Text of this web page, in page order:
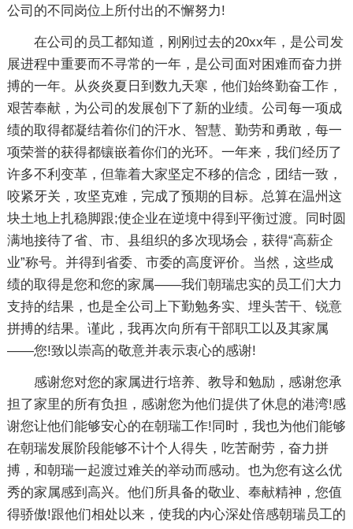
公司的不同岗位上所付出的不懈努力!
在公司的员工都知道，刚刚过去的20xx年，是公司发
展进程中重要而不寻常的一年，是公司面对困难而奋力拼
搏的一年。从炎炎夏日到数九天寒，他们始终勤奋工作，
艰苦奉献，为公司的发展创下了新的业绩。公司每一项成
绩的取得都凝结着你们的汗水、智慧、勤劳和勇敢，每一
项荣誉的获得都镶嵌着你们的光环。一年来，我们经历了
许多不利变革，但靠着大家坚定不移的信念，团结一致，
咬紧牙关，攻坚克难，完成了预期的目标。总算在温州这
块土地上扎稳脚跟;使企业在逆境中得到平衡过渡。同时圆
满地接待了省、市、县组织的多次现场会，获得“高薪企
业”称号。并得到省委、市委的高度评价。当然，这些成
绩的取得是您和您的家属——我们朝瑞忠实的员工们大力
支持的结果，也是全公司上下勤勉务实、埋头苦干、锐意
拼搏的结果。谨此，我再次向所有干部职工以及其家属
——您!致以崇高的敬意并表示衷心的感谢!
感谢您对您的家属进行培养、教导和勉励，感谢您承
担了家里的所有负担，感谢您为他们提供了休息的港湾!感
谢您让他们能够安心的在朝瑞工作!同时，我也为他们能够
在朝瑞发展阶段能够不计个人得失，吃苦耐劳，奋力拼
搏，和朝瑞一起渡过难关的举动而感动。也为您有这么优
秀的家属感到高兴。他们所具备的敬业、奉献精神，您值
得骄傲!跟他们相处以来，使我的内心深处倍感朝瑞员工的